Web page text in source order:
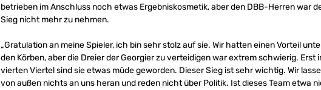
betrieben im Anschluss noch etwas Ergebniskosmetik, aber den DBB-Herren war
Sieg nicht mehr zu nehmen.
„Gratulation an meine Spieler, ich bin sehr stolz auf sie. Wir hatten einen Vorteil
den Körben, aber die Dreier der Georgier zu verteidigen war extrem schwierig. Erst
vierten Viertel sind sie etwas müde geworden. Dieser Sieg ist sehr wichtig. Wir
von außen nichts an uns heran und reden nicht über Politik. Ist dieses Team etwa